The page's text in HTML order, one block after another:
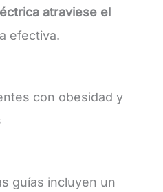
atraviese el
efectiva.
con obesidad y
guías incluyen un